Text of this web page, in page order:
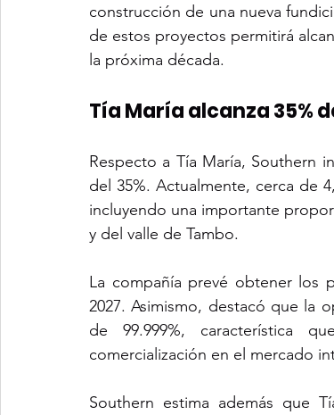
construcción de una nueva
de estos proyectos permitirá
la próxima década.
Tía María alcanza 35%
Respecto a Tía María, Southern
del 35%. Actualmente, cerca de
incluyendo una importante
y del valle de Tambo.
La compañía prevé obtener los
2027. Asimismo, destacó que la
de 99.999%, característica
comercialización en el mercado
Southern estima además que